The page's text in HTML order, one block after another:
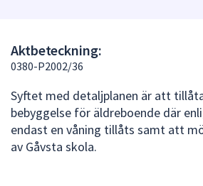
Aktbeteckning:
0380-P2002/36
Syftet med detaljplanen är att
bebyggelse för äldreboende där
endast en våning tillåts samt att
av Gåvsta skola.